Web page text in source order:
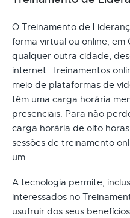
O Treinamento de
forma virtual ou online, em
qualquer outra cidade,
internet. Treinamentos
meio de plataformas de
têm uma carga horária
presenciais. Para não
carga horária de oito
sessões de treinamento
um.
A tecnologia permite,
interessados no
usufruir dos seus